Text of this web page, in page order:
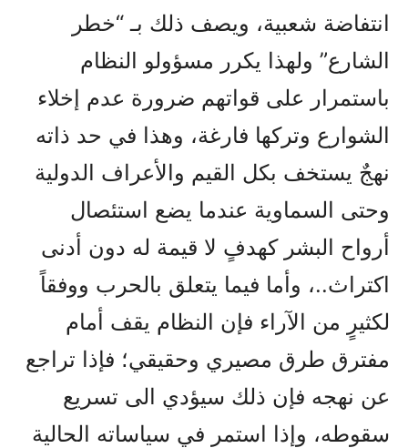
انتفاضة شعبية، ويصف ذلك بـ “خطر
الشارع” ولهذا يكرر مسؤولو النظام
باستمرار على قواتهم ضرورة عدم إخلاء
الشوارع وتركها فارغة، وهذا في حد ذاته
نهجٌ يستخف بكل القيم والأعراف الدولية
وحتى السماوية عندما يضع استئصال
أرواح البشر كهدفٍ لا قيمة له دون أدنى
اكتراث..، وأما فيما يتعلق بالحرب ووفقاً
لكثيرٍ من الآراء فإن النظام يقف أمام
مفترق طرق مصيري وحقيقي؛ فإذا تراجع
عن نهجه فإن ذلك سيؤدي الى تسريع
سقوطه، وإذا استمر في سياساته الحالية